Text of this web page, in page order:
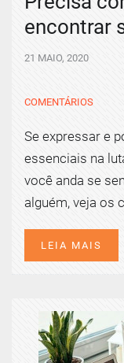
encontrar
21 MAIO, 2020
COMENTÁRIOS
Se expressar e
essenciais na
você anda se
alguém, veja os
LEIA MAIS